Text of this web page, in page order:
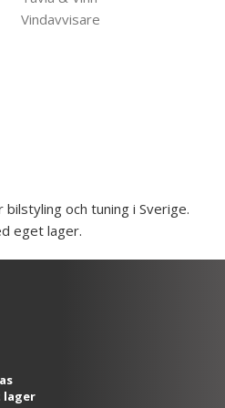
Vindavvisare
och tuning i Sverige.
eget lager.
lager